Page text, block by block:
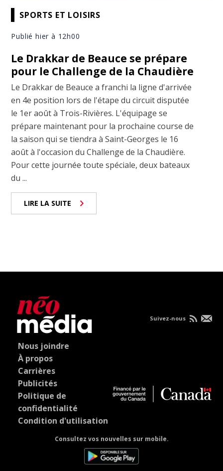
SPORTS ET LOISIRS
Publié hier à 12h00
Le Drakkar de Beauce se prépare
pour le Challenge de la Chaudière
Le Drakkar de Beauce a franchi la ligne d'arrivée
en 4e position lors de l'étape du circuit disputée
le 1er août à Trois-Rivières. L'équipage se
prépare maintenant pour la prochaine course de
la saison qui se tiendra à Saint-Georges le 16
août à l'occasion du Challenge de la Chaudière.
Pour cette journée toute spéciale, deux bateaux
du ...
LIRE LA SUITE
Nous joindre
À propos
Carrières
Publicités
Politique de
confidentialité
Condition d'utilisation
Consultez vos nouvelles sur mobile.
Suivez-nous